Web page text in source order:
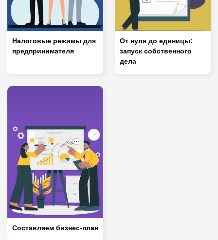
Налоговые режимы для
предпринимателя
От нуля до единицы:
запуск собственного
дела
Составляем бизнес-план